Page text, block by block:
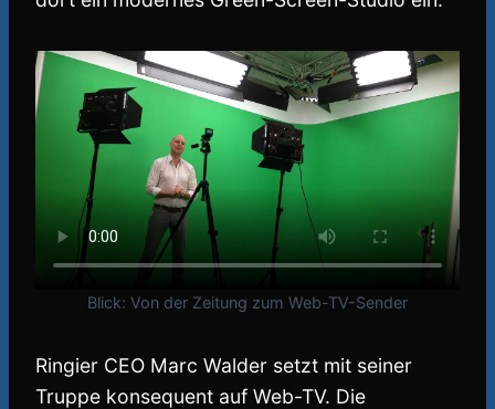
Blick: Von der Zeitung zum Web-TV-Sender
Ringier CEO Marc Walder setzt mit seiner
Truppe konsequent auf Web-TV. Die